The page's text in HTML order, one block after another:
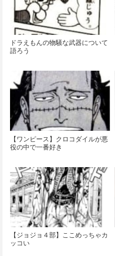
ドラえもんの物騒な武器について
語ろう
【ワンピース】クロコダイルが悪
役の中で一番好き
【ジョジョ４部】ここめっちゃカ
ッコい